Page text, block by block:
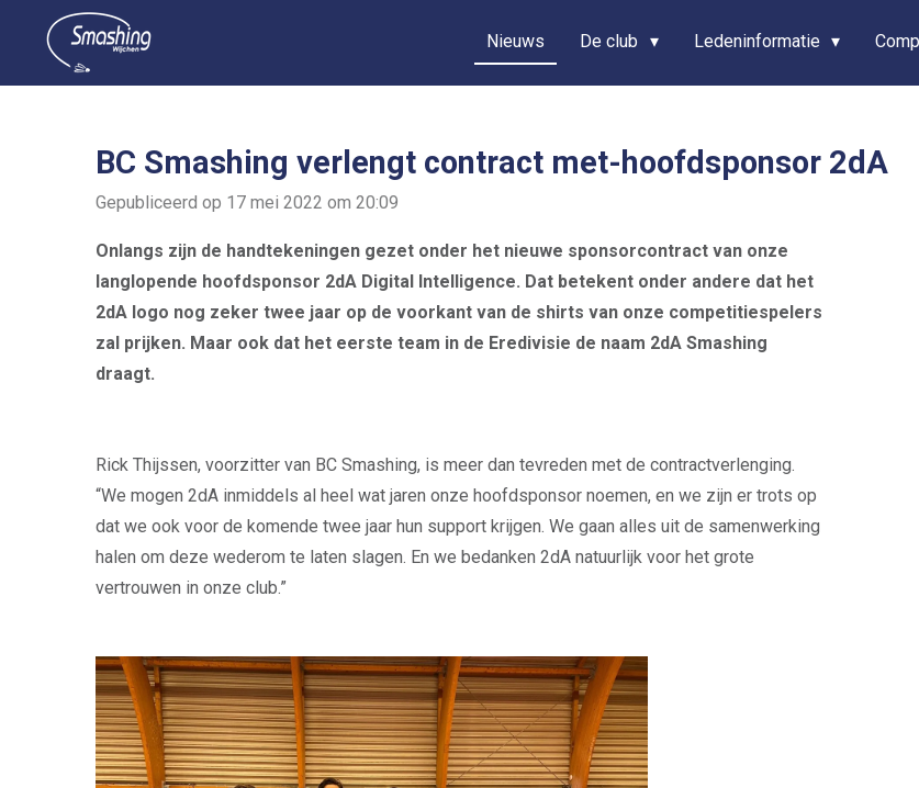
direct
naar
hoofdinhoud
Nieuws De club Ledeninformatie
BC Smashing verlengt contract met-hoofdsponsor 2dA
Gepubliceerd op 17 mei 2022 om 20:09
Onlangs zijn de handtekeningen gezet onder het nieuwe sponsorcontract van onze
langlopende hoofdsponsor 2dA Digital Intelligence. Dat betekent onder andere dat het
2dA logo nog zeker twee jaar op de voorkant van de shirts van onze competitiespelers
zal prijken. Maar ook dat het eerste team in de Eredivisie de naam 2dA Smashing
draagt.
Rick Thijssen, voorzitter van BC Smashing, is meer dan tevreden met de contractverlenging.
“We mogen 2dA inmiddels al heel wat jaren onze hoofdsponsor noemen, en we zijn er trots op
dat we ook voor de komende twee jaar hun support krijgen. We gaan alles uit de samenwerking
halen om deze wederom te laten slagen. En we bedanken 2dA natuurlijk voor het grote
vertrouwen in onze club.”